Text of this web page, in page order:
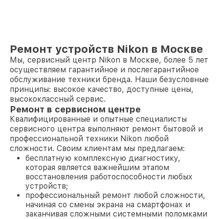
Ремонт устройств Nikon в Москве
Мы, сервисный центр Nikon в Москве, более 5 лет
осуществляем гарантийное и послегарантийное
обслуживание техники бренда. Наши безусловные
принципы: высокое качество, доступные цены,
высококлассный сервис.
Ремонт в сервисном центре
Квалифицированные и опытные специалисты
сервисного центра выполняют ремонт бытовой и
профессиональной техники Nikon любой
сложности. Своим клиентам мы предлагаем:
бесплатную комплексную диагностику,
которая является важнейшим этапом
восстановления работоспособности любых
устройств;
профессиональный ремонт любой сложности,
начиная со смены экрана на смартфонах и
заканчивая сложными системными поломками